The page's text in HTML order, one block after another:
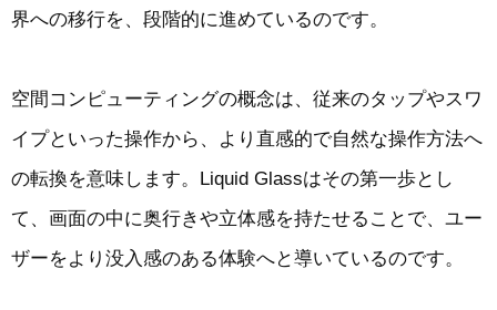
界への移行を、段階的に進めているのです。
空間コンピューティングの概念は、従来のタップやスワ
イプといった操作から、より直感的で自然な操作方法へ
の転換を意味します。Liquid Glassはその第一歩とし
て、画面の中に奥行きや立体感を持たせることで、ユー
ザーをより没入感のある体験へと導いているのです。